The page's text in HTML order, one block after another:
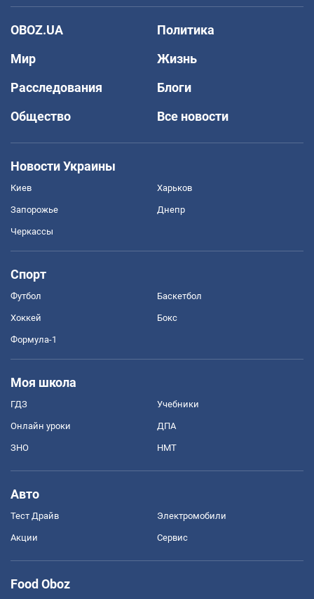
OBOZ.UA
Политика
Мир
Жизнь
Расследования
Блоги
Общество
Все новости
Новости Украины
Киев Харьков
Запорожье Днепр
Черкассы
Спорт
Футбол Баскетбол
Хоккей Бокс
Формула-1
Моя школа
ГДЗ Учебники
Онлайн уроки ДПА
ЗНО НМТ
Авто
Тест Драйв Электромобили
Акции Сервис
Food Oboz